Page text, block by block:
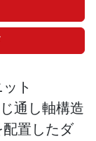
ト
通し軸構造
置したダ